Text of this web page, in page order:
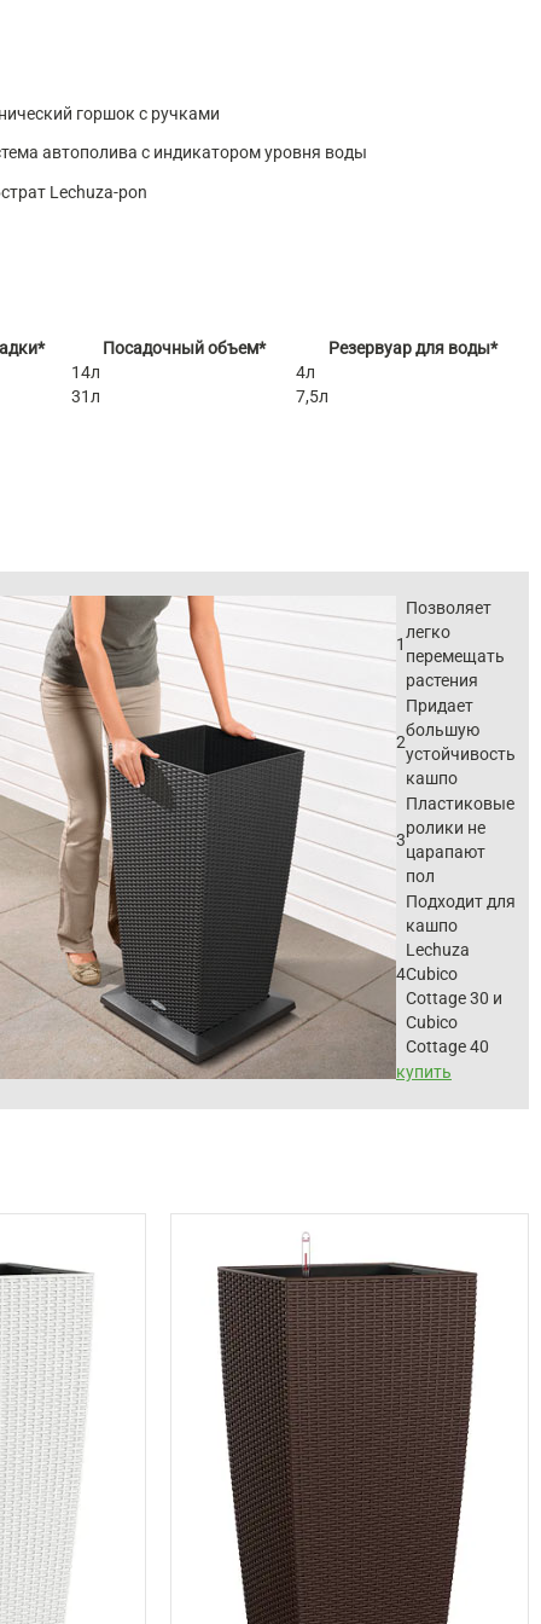
горшок с ручками
автополива с индикатором уровня воды
Lechuza-pon
Посадочный объем*
Резервуар для воды*
14л
4л
31л
7,5л
1
Позволяет
легко
перемещать
растения
2
Придает
большую
устойчивость
кашпо
3
Пластиковые
ролики не
царапают
пол
4
Подходит для
кашпо
Lechuza
Cubico
Cottage 30 и
Cubico
Cottage 40
купить